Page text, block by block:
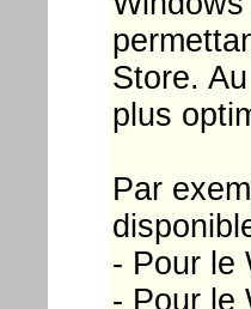
Store.
plus
Par
- Pour le
- Pour le